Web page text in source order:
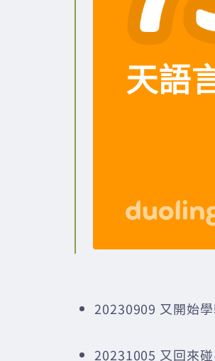
20230909 又開始
20231005 又回來